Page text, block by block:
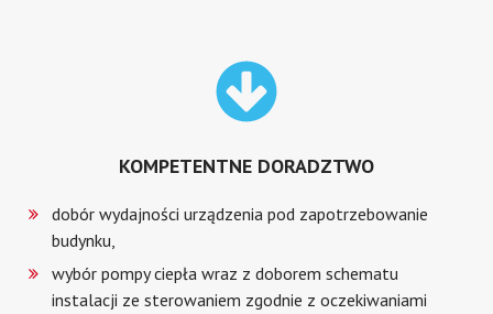
KOMPETENTNE DORADZTWO
dobór wydajności urządzenia pod zapotrzebowanie
budynku,
wybór pompy ciepła wraz z doborem schematu
instalacji ze sterowaniem zgodnie z oczekiwaniami